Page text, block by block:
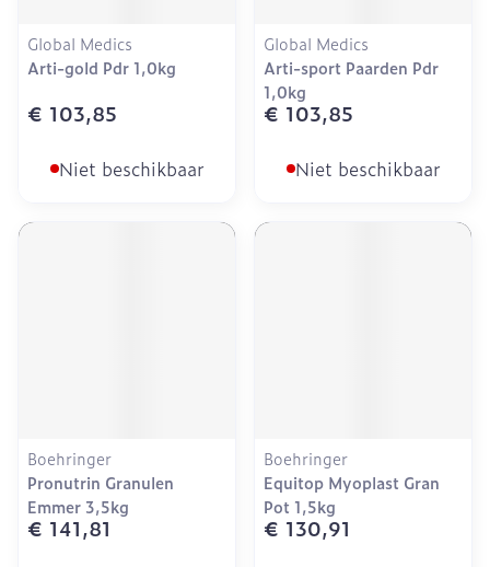
Global Medics
Arti-gold Pdr 1,0kg
€ 103,85
Niet beschikbaar
Global Medics
Arti-sport Paarden Pdr
1,0kg
€ 103,85
Niet beschikbaar
Boehringer
Pronutrin Granulen
Emmer 3,5kg
€ 141,81
Boehringer
Equitop Myoplast Gran
Pot 1,5kg
€ 130,91